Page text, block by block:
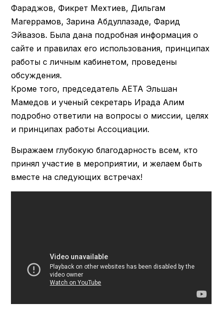
Фараджов, Фикрет Мехтиев, Дильгам
Магеррамов, Зарина Абдуллазаде, Фарид
Эйвазов. Была дана подробная информация о
сайте и правилах его использования, принципах
работы с личным кабинетом, проведены
обсуждения.
Кроме того, председатель AETA Эльшан
Мамедов и ученый секретарь Ирада Алим
подробно ответили на вопросы о миссии, целях
и принципах работы Ассоциации.
Выражаем глубокую благодарность всем, кто
принял участие в мероприятии, и желаем быть
вместе на следующих встречах!